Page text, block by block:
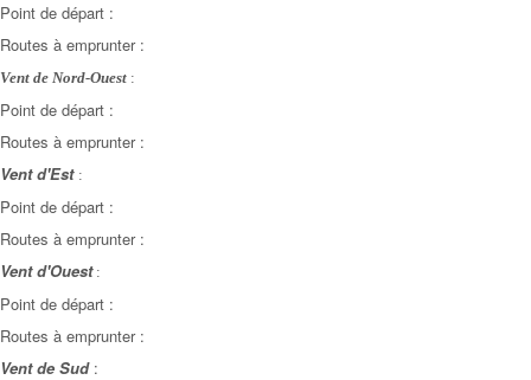
Point de départ :
Routes à emprunter :
Vent de Nord-Ouest :
Point de départ :
Routes à emprunter :
Vent d'Est :
Point de départ :
Routes à emprunter :
Vent d'Ouest:
Point de départ :
Routes à emprunter :
Vent de Sud: